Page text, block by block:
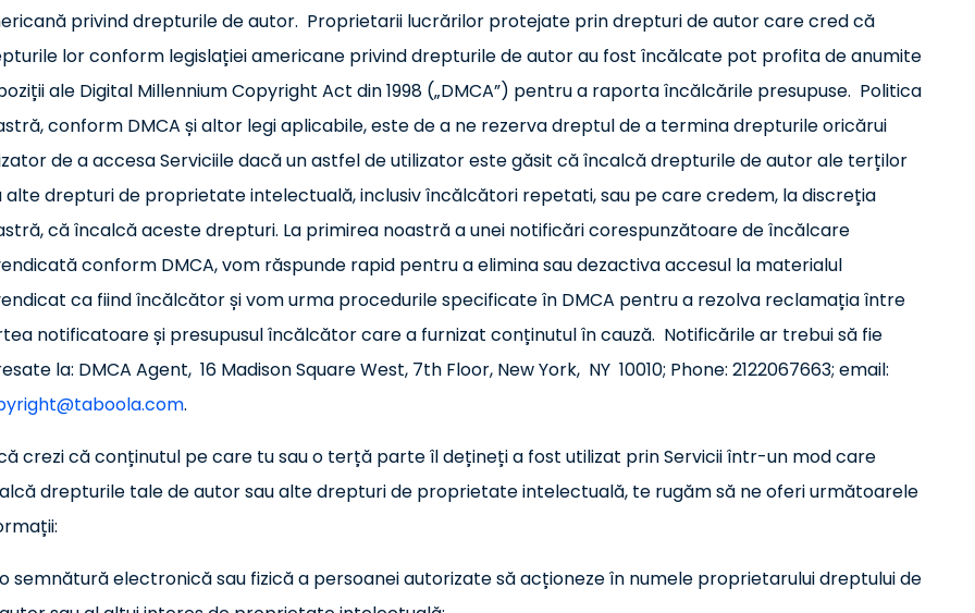
privind drepturile de autor. Proprietarii lucrărilor protejate prin drepturi de autor care cred că
lor conform legislației americane privind drepturile de autor au fost încălcate pot profita de anumite
ale Digital Millennium Copyright Act din 1998 („DMCA”) pentru a raporta încălcările presupuse. Politica
conform DMCA și altor legi aplicabile, este de a ne rezerva dreptul de a termina drepturile oricărui
de a accesa Serviciile dacă un astfel de utilizator este găsit că încalcă drepturile de autor ale terților
alte drepturi de proprietate intelectuală, inclusiv încălcători repetati, sau pe care credem, la discreția
că încalcă aceste drepturi. La primirea noastră a unei notificări corespunzătoare de încălcare
conform DMCA, vom răspunde rapid pentru a elimina sau dezactiva accesul la materialul
ca fiind încălcător și vom urma procedurile specificate în DMCA pentru a rezolva reclamația între
notificatoare și presupusul încălcător care a furnizat conținutul în cauză. Notificările ar trebui să fie
la: DMCA Agent, 16 Madison Square West, 7th Floor, New York, NY 10010; Phone: 2122067663; email:
.
crezi că conținutul pe care tu sau o terță parte îl dețineți a fost utilizat prin Servicii într-un mod care
drepturile tale de autor sau alte drepturi de proprietate intelectuală, te rugăm să ne oferi următoarele
o semnătură electronică sau fizică a persoanei autorizate să acționeze în numele proprietarului dreptului de